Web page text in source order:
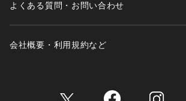
ります。また、パソコン・スマートフォンな
よくある質問・お問い合わせ
会社概要・利用規約など